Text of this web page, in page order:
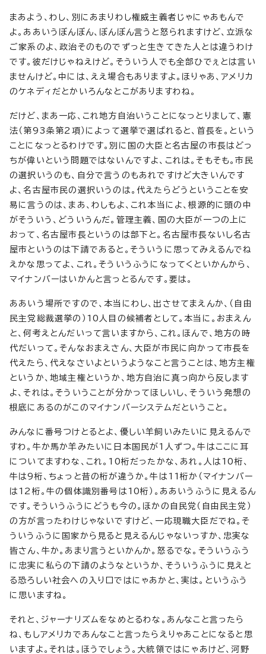
まあよう、わし、別にあまりわし権威主義者じゃにゃあもんで
よ。ああいうぼんぼん、ぼんぼん言うと怒られますけど、立派な
ご家系のよ、政治そのものでずっと生きてきた人とは違うわけ
です。彼だけじゃねえけど。そういう人でも全部ひでぇとは言い
ませんけど。中には、ええ場合もありますよ。ほりゃあ、アメリカ
のケネディだとかいろんなとこがありますわね。
だけど、まあ一応、これ地方自治いうことになっとりまして、憲
法（第93条第2項）によって選挙で選ばれると、首長を。という
ことになっとるわけです。別に国の大臣と名古屋の市長はどっ
ちが偉いという問題ではないんですよ、これは。そもそも。市民
の選択いうのも、自分で言うのもあれですけど大きいんです
よ、名古屋市民の選択いうのは。代えたらどうということを安
易に言うのは、まあ、わしもよ、これ本当によ、根源的に頭の中
がそういう、どういうんだ。管理主義、国の大臣が一つの上に
おって、名古屋市長というのは部下と。名古屋市長ないし名古
屋市というのは下請であると。そういうに思ってみえるんでね
えかな思ってよ、これ。そういうふうになってくといかんから、
マイナンバーはいかんと言っとるんです。要は。
ああいう場所ですので、本当にわし、出させてまえんか、（自由
民主党総裁選挙の）10人目の候補者として。本当に。おまえん
と、何考えとんだいって言いますから、これ。ほんで、地方の時
代だいって。そんなおまえさん、大臣が市民に向かって市長を
代えたら、代えなさいよというようなこと言うことは、地方主権
というか、地域主権というか、地方自治に真っ向から反します
よ、それは。そういうことが分かってほしいし、そういう発想の
根底にあるのがこのマイナンバーシステムだということ。
みんなに番号つけとるとよ、優しい羊飼いみたいに見えるんで
すわ。牛か馬か羊みたいに日本国民が1人ずつ。牛はここに耳
についてますわな、これ。10桁だったかな、あれ。人は10桁、
牛は9桁、ちょっと昔の桁が違うか。牛は11桁か（マイナンバー
は12桁。牛の個体識別番号は10桁）。ああいうふうに見えるん
です。そういうふうにどうも今の。ほかの自民党（自由民主党）
の方が言ったわけじゃないですけど、一応現職大臣だでね。そ
ういうふうに国家から見ると見えるんじゃないっすか、忠実な
皆さん、牛か。あまり言うといかんか。怒るでな。そういうふう
に忠実に私らの下請のようなというか、そういうふうに見えと
る恐ろしい社会への入り口ではにゃあかと、実は。というふう
に思いますね。
それと、ジャーナリズムをなめとるわな。あんなこと言ったら
ね、もしアメリカであんなこと言ったらえりゃあことになると思
いますよ。それは。ほうでしょう。大統領ではにゃあけど、河野